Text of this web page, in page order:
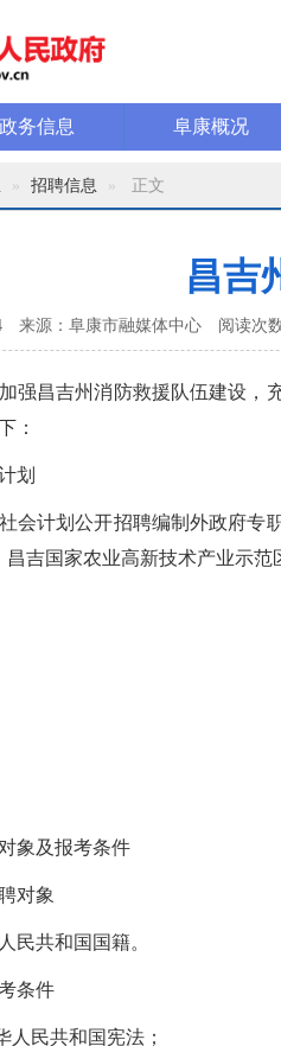
政务信息 阜康概况
招聘信息 正文
昌吉
来源：阜康市融媒体中心 阅读次
昌吉州消防救援队伍建设，充
：
划
计划公开招聘编制外政府专职
昌吉国家农业高新技术产业示
及报考条件
对象
共和国国籍。
条件
民共和国宪法；